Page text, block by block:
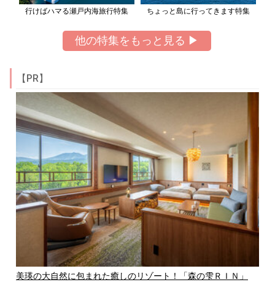
行けばハマる瀬戸内海旅行特集 ちょっと島に行ってきます特集
他の特集をもっと見る ▶
【PR】
美瑛の大自然に包まれた癒しのリゾート！「森の雫ＲＩＮ」